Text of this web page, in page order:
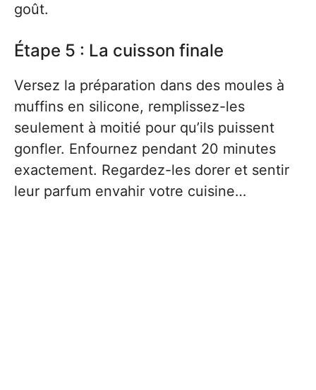
goût.
Étape 5 : La cuisson finale
Versez la préparation dans des moules à
muffins en silicone, remplissez-les
seulement à moitié pour qu’ils puissent
gonfler. Enfournez pendant 20 minutes
exactement. Regardez-les dorer et sentir
leur parfum envahir votre cuisine…